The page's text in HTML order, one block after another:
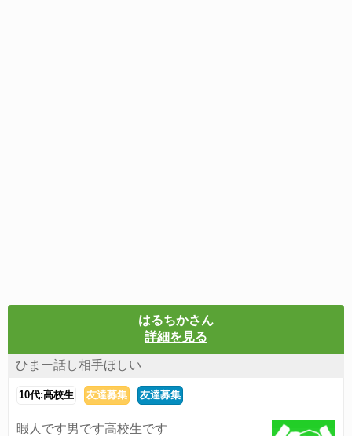
はるちかさん
詳細を見る
ひまー話し相手ほしい
10代:高校生 友達募集 友達募集
暇人です男です高校生です